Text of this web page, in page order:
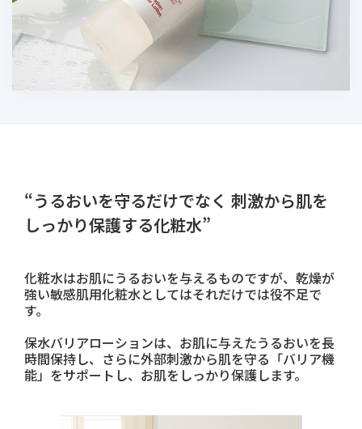
“うるおいを守るだけでなく 刺激から肌を
しっかり保護する化粧水”
化粧水はお肌にうるおいを与えるものですが、乾燥が
強い敏感肌用化粧水としてはそれだけでは役不足で
す。
保水バリアローションは、お肌に与えたうるおいを長
時間保持し、さらに外部刺激から肌を守る「バリア機
能」をサポートし、お肌をしっかり保護します。